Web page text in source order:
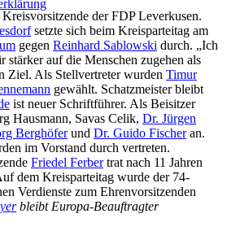
der FDP Leverkusen.
setzte sich beim Kreisparteitag am
gegen Reinhard Sablowski durch. „Ich
stärker auf die Menschen zugehen als
Ziel. Als Stellvertreter wurden Timur
gewählt. Schatzmeister bleibt
ist neuer Schriftführer. Als Beisitzer
Hausmann, Savas Celik, Dr. Jürgen
Berghöferund Dr. Guido Fischeran.
im Vorstand durch vertreten.
Friedel Ferbertrat nach 11 Jahren
dem Kreisparteitag wurde der 74-
Verdienste zum Ehrenvorsitzenden
bleibt Europa-Beauftragter